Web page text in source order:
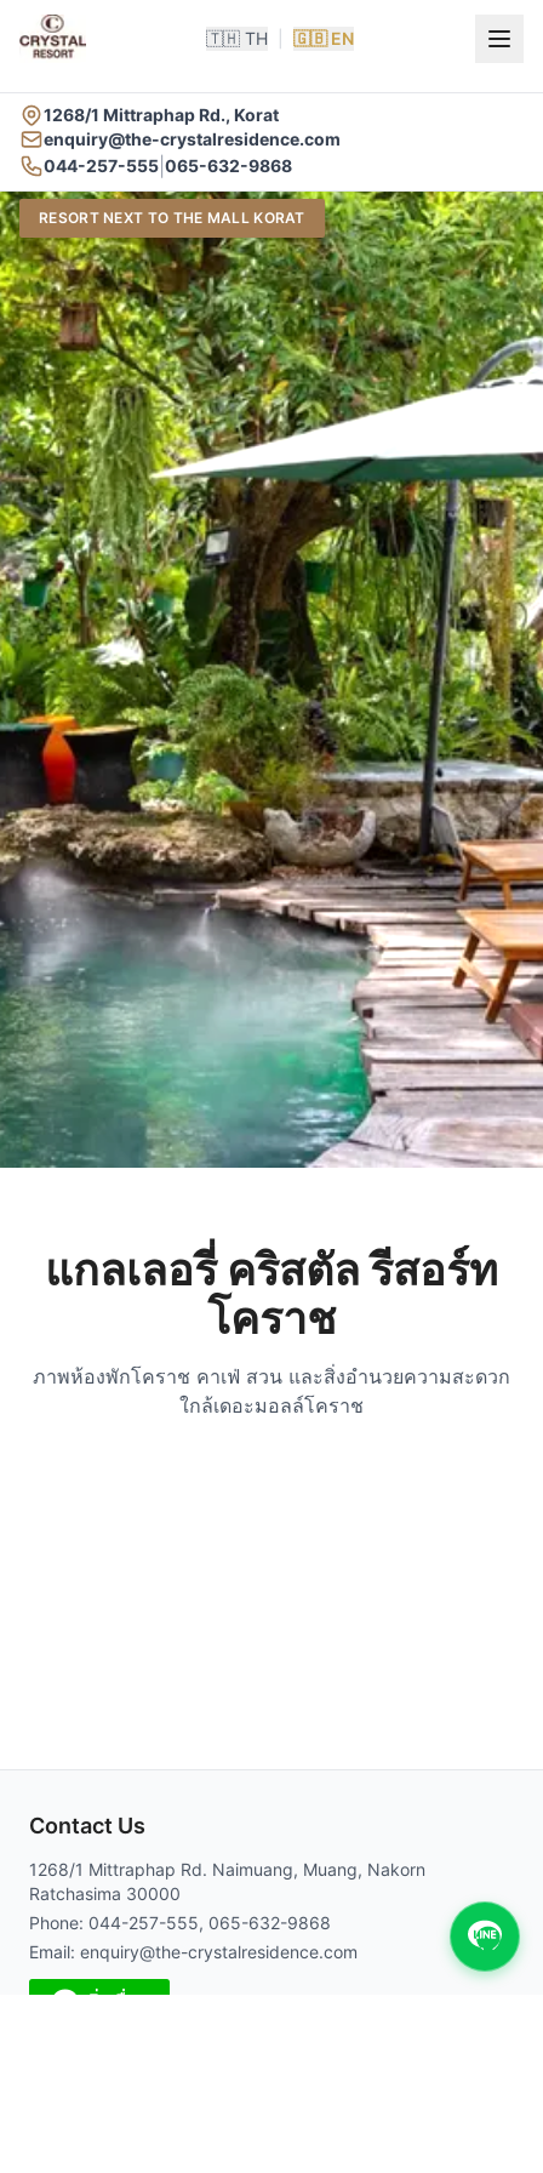
🇹🇭 TH 🇬🇧 EN
1268/1 Mittraphap Rd., Korat
enquiry@the-crystalresidence.com
044-257-555 065-632-9868
RESORT NEXT TO THE MALL KORAT
แกลเลอรี่ คริสตัล รีสอร์ท
โคราช
ภาพห้องพักโคราช คาเฟ่ สวน และสิ่งอำนวยความสะดวก
ใกล้เดอะมอลล์โคราช
Contact Us
1268/1 Mittraphap Rd. Naimuang, Muang, Nakorn
Ratchasima 30000
Phone: 044-257-555, 065-632-9868
Email: enquiry@the-crystalresidence.com